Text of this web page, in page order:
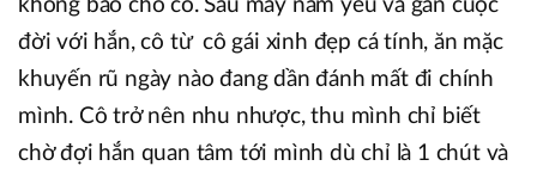
không báo cho cô. Sau mấy năm yêu và gắn cuộc
đời với hắn, cô từ cô gái xinh đẹp cá tính, ăn mặc
khuyến rũ ngày nào đang dần đánh mất đi chính
mình. Cô trở nên nhu nhược, thu mình chỉ biết
chờ đợi hắn quan tâm tới mình dù chỉ là 1 chút và